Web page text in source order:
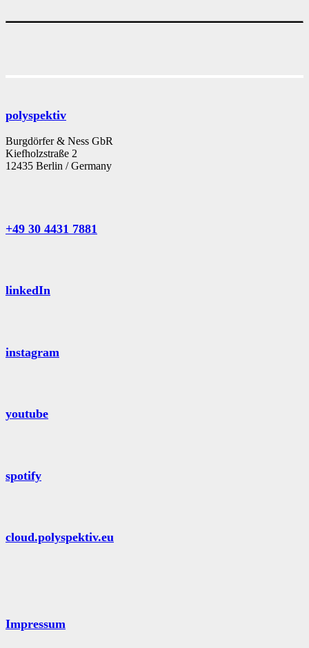
polyspektiv
Burgdörfer & Ness GbR
Kiefholzstraße 2
12435 Berlin / Germany
+49 30 4431 7881
linkedIn
instagram
youtube
spotify
cloud.polyspektiv.eu
Impressum